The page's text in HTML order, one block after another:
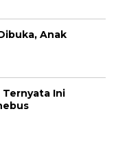
Anak
Ternyata Ini